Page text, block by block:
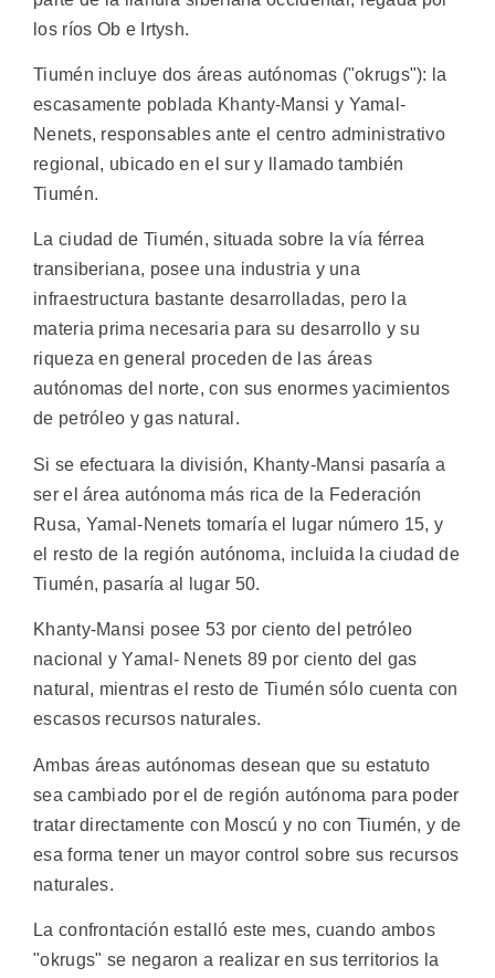
los ríos Ob e Irtysh.
Tiumén incluye dos áreas autónomas ("okrugs"): la
escasamente poblada Khanty-Mansi y Yamal-
Nenets, responsables ante el centro administrativo
regional, ubicado en el sur y llamado también
Tiumén.
La ciudad de Tiumén, situada sobre la vía férrea
transiberiana, posee una industria y una
infraestructura bastante desarrolladas, pero la
materia prima necesaria para su desarrollo y su
riqueza en general proceden de las áreas
autónomas del norte, con sus enormes yacimientos
de petróleo y gas natural.
Si se efectuara la división, Khanty-Mansi pasaría a
ser el área autónoma más rica de la Federación
Rusa, Yamal-Nenets tomaría el lugar número 15, y
el resto de la región autónoma, incluida la ciudad de
Tiumén, pasaría al lugar 50.
Khanty-Mansi posee 53 por ciento del petróleo
nacional y Yamal- Nenets 89 por ciento del gas
natural, mientras el resto de Tiumén sólo cuenta con
escasos recursos naturales.
Ambas áreas autónomas desean que su estatuto
sea cambiado por el de región autónoma para poder
tratar directamente con Moscú y no con Tiumén, y de
esa forma tener un mayor control sobre sus recursos
naturales.
La confrontación estalló este mes, cuando ambos
"okrugs" se negaron a realizar en sus territorios la